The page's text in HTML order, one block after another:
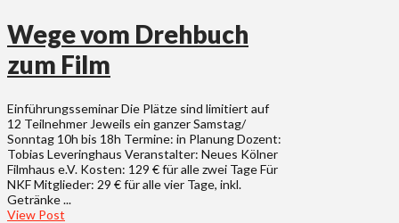
Wege vom Drehbuch
zum Film
Einführungsseminar Die Plätze sind limitiert auf
12 Teilnehmer Jeweils ein ganzer Samstag/
Sonntag 10h bis 18h Termine: in Planung Dozent:
Tobias Leveringhaus Veranstalter: Neues Kölner
Filmhaus e.V. Kosten: 129 € für alle zwei Tage Für
NKF Mitglieder: 29 € für alle vier Tage, inkl.
Getränke ...
View Post